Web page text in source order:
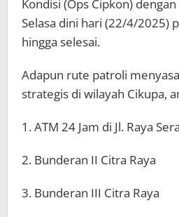
Kondisi (Ops Cipkon)
Selasa dini hari (22/4/2025)
hingga selesai.
Adapun rute patroli
strategis di wilayah Cikupa,
1. ATM 24 Jam di Jl. Raya
2. Bunderan II Citra Raya
3. Bunderan III Citra Raya